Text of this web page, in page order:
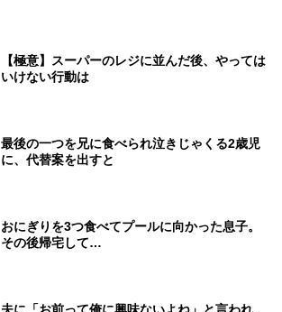
【極意】スーパーのレジに並んだ後、やっては
いけない行動は
最後の一つを兄に食べられ泣きじゃくる2歳児
に、代替案を出すと
おにぎりを3つ食べてプールに向かった息子。
その後帰宅して…
夫に「お前って俺に興味ないよね」と言われ、